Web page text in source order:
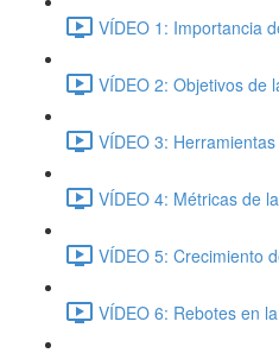
VÍDEO 1: Importancia
VÍDEO 2: Objetivos de
VÍDEO 3:
VÍDEO 4: Métricas de
VÍDEO 5: Crecimiento
VÍDEO 6: Rebotes en